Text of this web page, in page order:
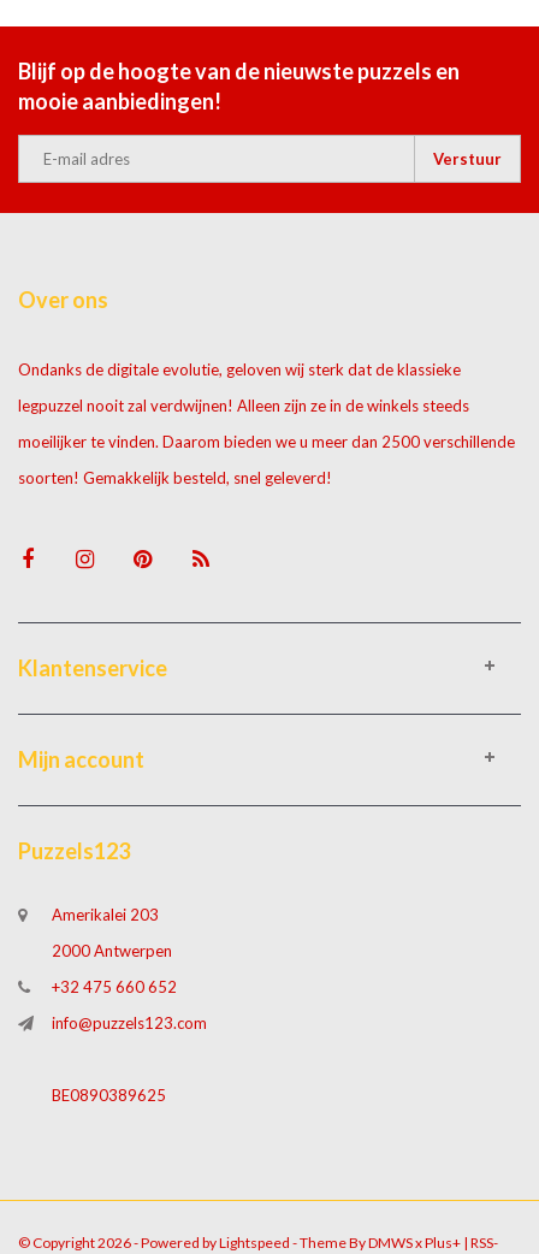
Blijf op de hoogte van de nieuwste puzzels en
mooie aanbiedingen!
Verstuur
Over ons
Ondanks de digitale evolutie, geloven wij sterk dat de klassieke
legpuzzel nooit zal verdwijnen! Alleen zijn ze in de winkels steeds
moeilijker te vinden. Daarom bieden we u meer dan 2500 verschillende
soorten! Gemakkelijk besteld, snel geleverd!
Klantenservice
Mijn account
Puzzels123
Amerikalei 203
2000 Antwerpen
+32 475 660 652
info@puzzels123.com
BE0890389625
© Copyright 2026 - Powered byLightspeed - Theme ByDMWSxPlus+ | RSS-